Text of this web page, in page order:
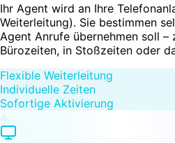
Ihr Agent wird an Ihre
Weiterleitung). Sie bestimmen
Agent Anrufe übernehmen soll –
Bürozeiten, in Stoßzeiten oder
Flexible Weiterleitung
Individuelle Zeiten
Sofortige Aktivierung
4